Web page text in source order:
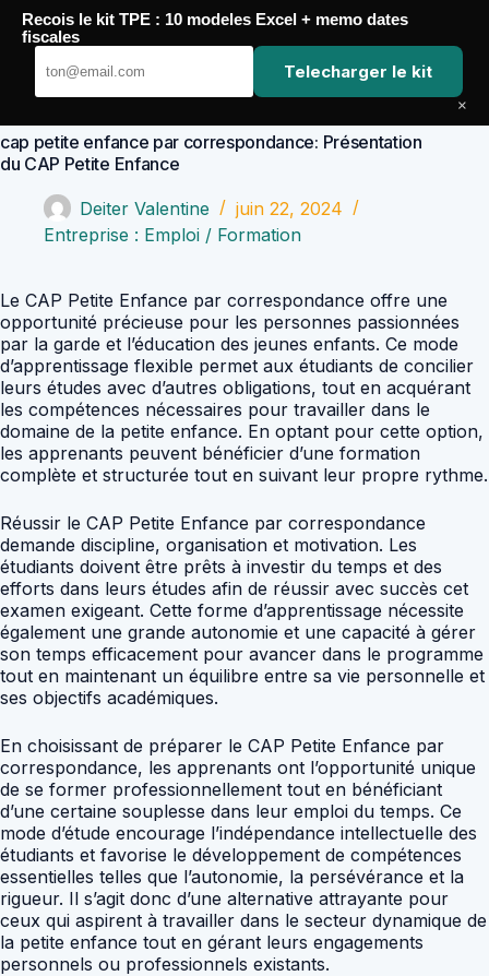
Passer
contenu
Comptabilité Job
cap petite enfance par correspondance: Présentation
du CAP Petite Enfance
Deiter Valentine
juin 22, 2024
Entreprise : Emploi / Formation
Le CAP Petite Enfance par correspondance offre une
opportunité précieuse pour les personnes passionnées
par la garde et l’éducation des jeunes enfants. Ce mode
d’apprentissage flexible permet aux étudiants de concilier
leurs études avec d’autres obligations, tout en acquérant
les compétences nécessaires pour travailler dans le
domaine de la petite enfance. En optant pour cette option,
les apprenants peuvent bénéficier d’une formation
complète et structurée tout en suivant leur propre rythme.
Réussir le CAP Petite Enfance par correspondance
demande discipline, organisation et motivation. Les
étudiants doivent être prêts à investir du temps et des
efforts dans leurs études afin de réussir avec succès cet
examen exigeant. Cette forme d’apprentissage nécessite
également une grande autonomie et une capacité à gérer
son temps efficacement pour avancer dans le programme
tout en maintenant un équilibre entre sa vie personnelle et
ses objectifs académiques.
En choisissant de préparer le CAP Petite Enfance par
correspondance, les apprenants ont l’opportunité unique
de se former professionnellement tout en bénéficiant
d’une certaine souplesse dans leur emploi du temps. Ce
mode d’étude encourage l’indépendance intellectuelle des
étudiants et favorise le développement de compétences
essentielles telles que l’autonomie, la persévérance et la
rigueur. Il s’agit donc d’une alternative attrayante pour
ceux qui aspirent à travailler dans le secteur dynamique de
la petite enfance tout en gérant leurs engagements
personnels ou professionnels existants.
Recois le kit TPE : 10 modeles Excel + memo dates
fiscales
Telecharger le kit
×